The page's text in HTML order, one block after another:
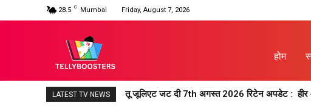
28.5 C Mumbai Friday, August 7, 2026
होम
LATEST TV NEWS तू जूलिएट जट दी 7th अगस्त 2026 रिटेन अपडेट : हीर
अनुपमा 7th अगस्त 2026 रिटेन अपडेट : अनुपमा और